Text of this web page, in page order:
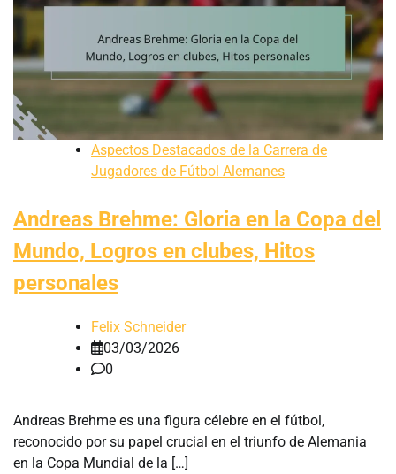
Aspectos Destacados de la Carrera de
Jugadores de Fútbol Alemanes
Andreas Brehme: Gloria en la Copa del
Mundo, Logros en clubes, Hitos
personales
Felix Schneider
03/03/2026
0
Andreas Brehme es una figura célebre en el fútbol,
reconocido por su papel crucial en el triunfo de Alemania
en la Copa Mundial de la […]